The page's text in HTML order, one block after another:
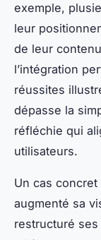
exemple,
leur
de leur
l’intégration
réussites
dépasse la
réfléchie qui
utilisateurs.
Un cas concret
augmenté sa
restructuré